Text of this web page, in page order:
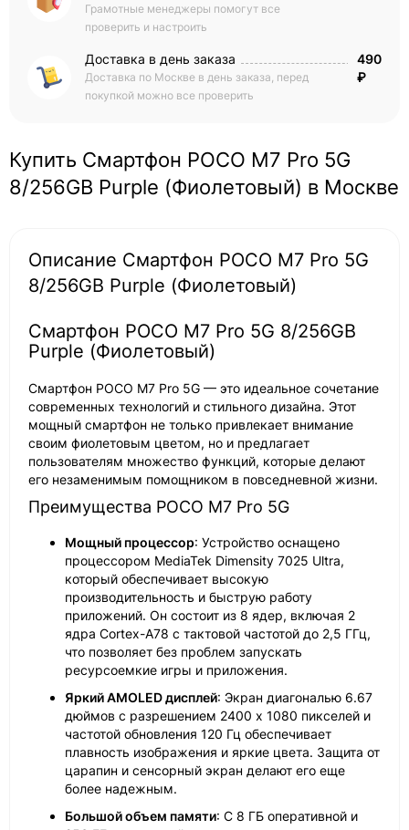
Грамотные менеджеры помогут все
проверить и настроить
Доставка в день заказа
Доставка по Москве в день заказа, перед
покупкой можно все проверить
490
₽
Купить Смартфон POCO M7 Pro 5G
8/256GB Purple (Фиолетовый) в Москве
Описание Смартфон POCO M7 Pro 5G
8/256GB Purple (Фиолетовый)
Смартфон POCO M7 Pro 5G 8/256GB
Purple (Фиолетовый)
Смартфон POCO M7 Pro 5G — это идеальное сочетание
современных технологий и стильного дизайна. Этот
мощный смартфон не только привлекает внимание
своим фиолетовым цветом, но и предлагает
пользователям множество функций, которые делают
его незаменимым помощником в повседневной жизни.
Преимущества POCO M7 Pro 5G
Мощный процессор: Устройство оснащено
процессором MediaTek Dimensity 7025 Ultra,
который обеспечивает высокую
производительность и быструю работу
приложений. Он состоит из 8 ядер, включая 2
ядра Cortex-A78 с тактовой частотой до 2,5 ГГц,
что позволяет без проблем запускать
ресурсоемкие игры и приложения.
Яркий AMOLED дисплей: Экран диагональю 6.67
дюймов с разрешением 2400 x 1080 пикселей и
частотой обновления 120 Гц обеспечивает
плавность изображения и яркие цвета. Защита от
царапин и сенсорный экран делают его еще
более надежным.
Большой объем памяти: С 8 ГБ оперативной и